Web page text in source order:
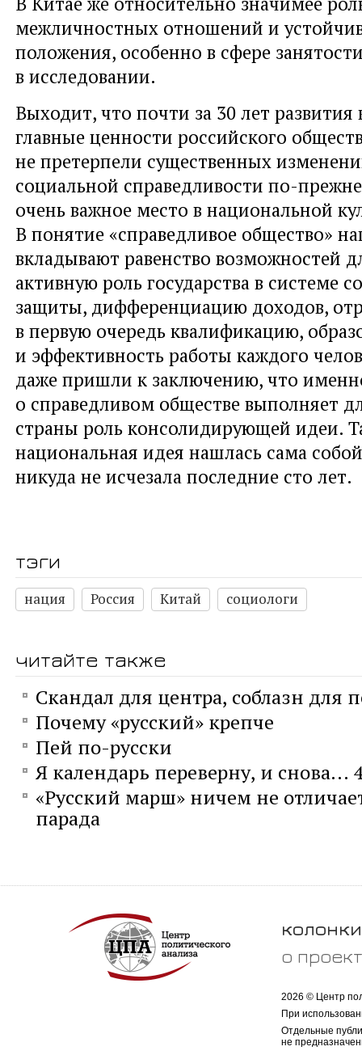
межличностных отношений и
положения, особенно в сфере
в исследовании.
Выходит, что почти за 30 лет развития
главные ценности российского
не претерпели существенных
социальной справедливости по-
очень важное место в национальной
В понятие «справедливое общество»
вкладывают равенство возможностей
активную роль государства в системе
защиты, дифференциацию доходов,
в первую очередь квалификацию,
и эффективность работы каждого
даже пришли к заключению, что
о справедливом обществе выполняет
страны роль консолидирующей идеи.
национальная идея нашлась сама
никуда не исчезала последние сто лет.
тэги
нация Россия Китай социологи
читайте также
Скандал для центра, соблазн для
Почему «русский» крепче
Пей по-русски
Я календарь переверну, и снова...
«Русский марш» ничем не
парада
колонки
о
2026 © Центр
При
Отдельные
не